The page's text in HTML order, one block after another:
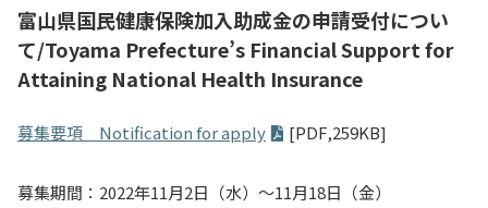
卒業生の方 在学生の方 教職員の方
大学紹介
学部・大学院・施設
入試情報
富山県国民健康保険加入助成金の申請受付につい
て/Toyama Prefecture’s Financial Support for
Attaining National Health Insurance
募集要項 Notification for apply [PDF,259KB]
募集期間：2022年11月2日（水）～11月18日（金）